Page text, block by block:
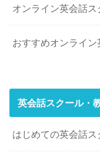
オンライン英会話
おすすめオンライン
英会話スクール・
はじめての英会話ス